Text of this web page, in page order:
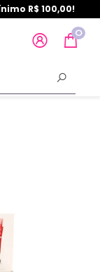
R$ 100,00!
0